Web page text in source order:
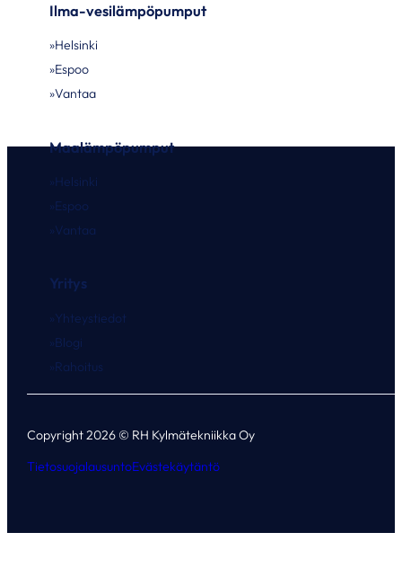
Ilma-vesilämpöpumput
Helsinki
Espoo
Vantaa
Maalämpöpumput
Helsinki
Espoo
Vantaa
Yritys
Yhteystiedot
Blogi
Rahoitus
Copyright 2026 © RH Kylmätekniikka Oy
TietosuojalausuntoEvästekäytäntö